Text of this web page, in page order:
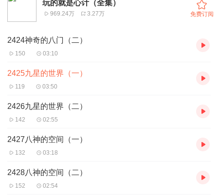
玩的就是心计（全集）
969.24万 3.27万 免费订阅
2424神奇的八门（二）
150 03:10
2425九星的世界（一）
119 03:50
2426九星的世界（二）
142 02:55
2427八神的空间（一）
132 03:18
2428八神的空间（二）
152 02:54